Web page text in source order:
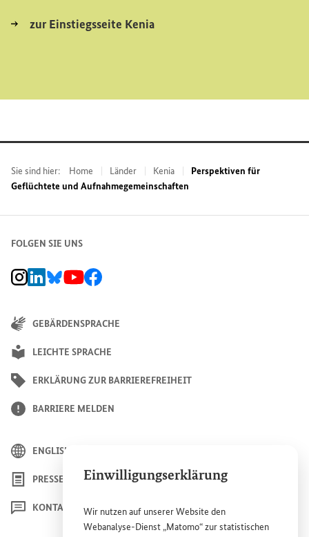
Einwilligungserklärung
Wir nutzen auf unsererWebsite den
Webanalyse-Dienst „Matomo“ zur statistischen
zur Einstiegsseite Kenia
Sie sind hier: Home Länder Kenia
Perspektiven für
Geflüchtete und Aufnahmegemeinschaften
FOLGEN SIE UNS
BMZ Instagram-Kanal, Externer Link
BMZ LinkedIn Unternehmensseite, Externer Link
BMZ Bluesky-Seite, Externer Link
BMZ Youtube-Kanal, Externer Link
BMZ Facebook-Seite, Externer Link
GEBÄRDENSPRACHE
LEICHTE SPRACHE
ERKLÄRUNG ZUR BARRIEREFREIHEIT
BARRIERE MELDEN
ENGLISH
PRESSE
KONTAKT